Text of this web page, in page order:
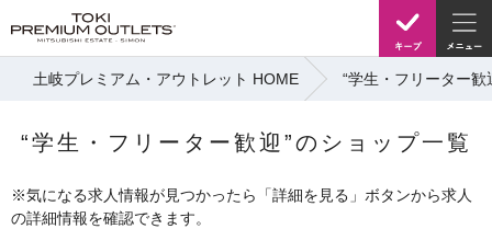
土岐プレミアム・アウトレット HOME “学生・フリーター歓
“学生・フリーター歓迎”のショップ一覧
※気になる求人情報が見つかったら「詳細を見る」ボタンから求人
の詳細情報を確認できます。